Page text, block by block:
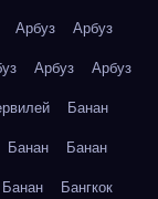
Арбуз
Арбуз
Арбуз
Арбуз
Банан
Банан
Банан
Банан
Бангкок